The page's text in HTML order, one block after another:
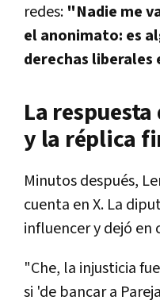
redes: "Nadie me
el anonimato: es
derechas liberales
La
y la réplica
Minutos después,
cuenta en X. La
influencer y dejó
"Che, la injusticia
si 'de bancar a